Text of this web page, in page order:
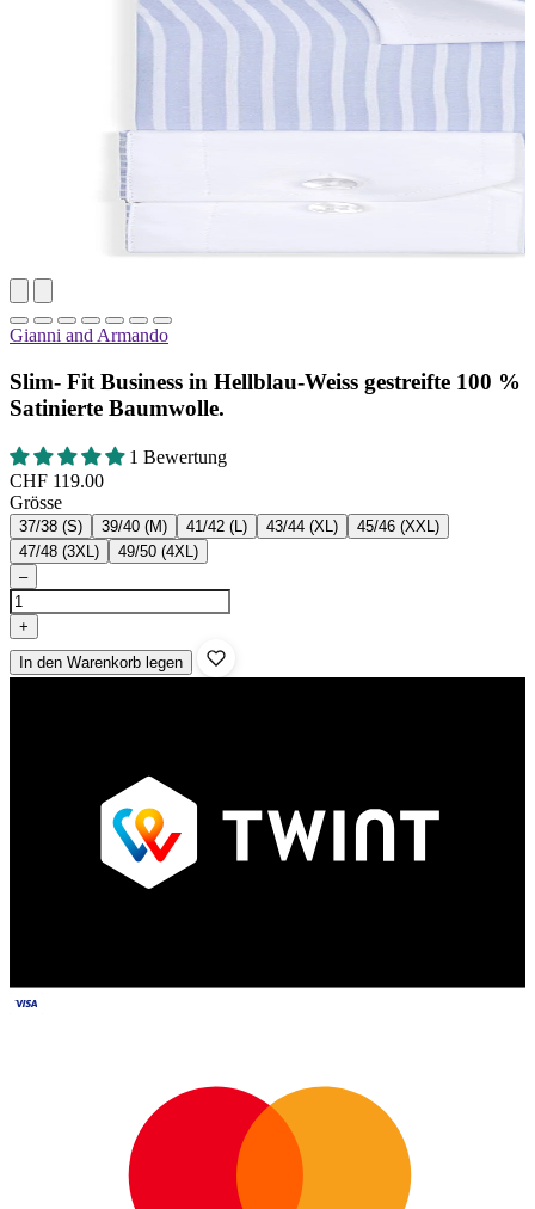
Gianni and Armando
Slim- Fit Business in Hellblau-Weiss gestreifte 100 %
Satinierte Baumwolle.
1 Bewertung
CHF 119.00
Grösse
37/38 (S) 39/40 (M) 41/42 (L) 43/44 (XL)
45/46 (XXL)
47/48 (3XL)
49/50 (4XL)
–
+
In den Warenkorb legen